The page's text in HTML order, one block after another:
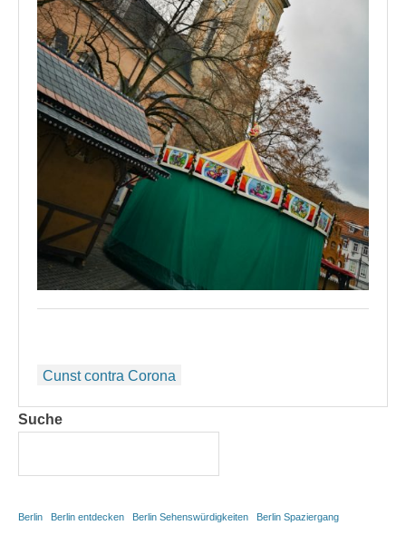
Beitragsnavigation
Cunst contra Corona
Suche
Berlin Berlin entdecken Berlin Sehenswürdigkeiten Berlin Spaziergang